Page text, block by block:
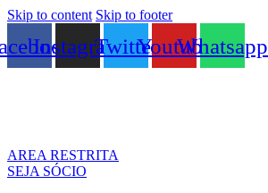
Skip to content Skip to footer
InstagramTwitterYoutubeWhatsapp
AREA RESTRITA
SEJA SÓCIO